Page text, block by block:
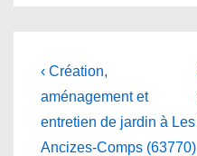
Navigation
de
l’article
Previous
Post
is
‹ Création,
aménagement et
entretien de jardin à Les
Ancizes-Comps (63770)